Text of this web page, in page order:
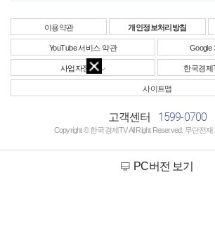
이용약관 개인정보처리방침
YouTube 서비스 약관 Google
사업자정보 한국경제
사이트맵
고객센터 1599-0700
Copyright © 한국경제TV All Right Reserved. 무단전
PC버전 보기